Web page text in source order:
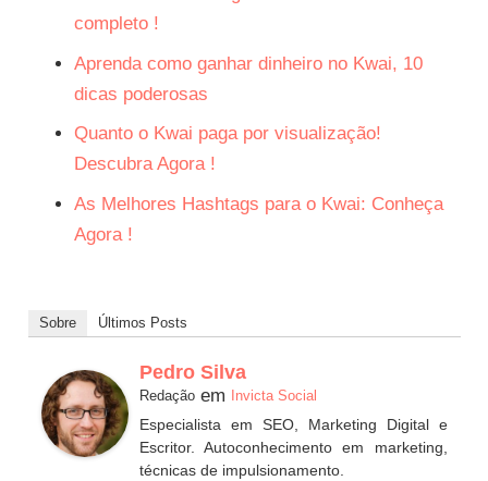
completo !
Aprenda como ganhar dinheiro no Kwai, 10
dicas poderosas
Quanto o Kwai paga por visualização!
Descubra Agora !
As Melhores Hashtags para o Kwai: Conheça
Agora !
Sobre Últimos Posts
Pedro Silva
Redaçãoem Invicta Social
Especialista em SEO, Marketing Digital e
Escritor. Autoconhecimento em marketing,
técnicas de impulsionamento.